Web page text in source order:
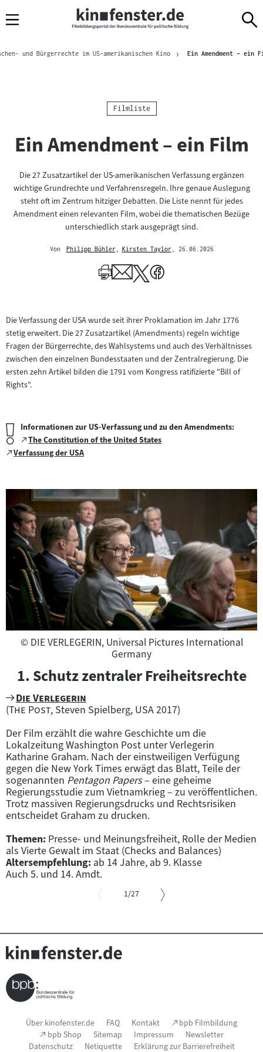
Navigation
zum
zur
amBrotkrümelnavigation
und Bürgerrechte im US-amerikanischen Kino Ein Amendment – ein
Kategorie:
Filmliste
Ein Amendment – ein Film
Die 27 Zusatzartikel der US-amerikanischen Verfassung ergänzen
wichtige Grundrechte und Verfahrensregeln. Ihre genaue Auslegung
steht oft im Zentrum hitziger Debatten. Die Liste nennt für jedes
Amendment einen relevanten Film, wobei die thematischen Bezüge
unterschiedlich stark ausgeprägt sind.
Von
Philipp Bühler
Author
,
Kirsten Taylor
zum
Author
, 26.06.2026
Die Verfassung der USA wurde seit ihrer Proklamation im Jahr 1776
stetig erweitert. Die 27 Zusatzartikel (Amendments) regeln wichtige
Fragen der Bürgerrechte, des Wahlsystems und auch des Verhältnisses
zwischen den einzelnen Bundesstaaten und der Zentralregierung. Die
ersten zehn Artikel bilden die 1791 vom Kongress ratifizierte "Bill of
Rights".
Wichtiger
Hinweis:
Informationen zur US-Verfassung und zu den Amendments:
Zum
externen
The Constitution of the United States
(öffnet
im
Zum
Verfassung der USA
(öffnet
B
i
l
d
s
t
r
e
c
k
e
e
n
d
e
n
t
–
F
i
l
überspringen
und
zur
nächsten
Sprungmarke
springen
© Copyright
DIE VERLEGERIN, Universal Pictures International
Germany
1. Schutz zentraler Freiheitsrechte
Zum
Filmarchiv:
"
Die Verlegerin"
("
The Post", Steven Spielberg, USA 2017)
Der Film erzählt die wahre Geschichte um die
Lokalzeitung Washington Post unter Verlegerin
Katharine Graham. Nach der einstweiligen Verfügung
gegen die New York Times erwägt das Blatt, Teile der
sogenannten Pentagon Papers– eine geheime
Regierungsstudie zum Vietnamkrieg – zu veröffentlichen.
Trotz massiven Regierungsdrucks und Rechtsrisiken
entscheidet Graham zu drucken.
Themen: Presse- und Meinungsfreiheit, Rolle der Medien
als Vierte Gewalt im Staat (Checks and Balances)
Altersempfehlung: ab 14 Jahre, ab 9. Klasse
Auch 5. und 14. Amdt.
1von
/27
und
zur
vorgelagerten
springen
Seitenfußnavigation
Über kinofenster.de FAQ Kontakt (Link
öffnet
im
neuen
bpb Filmbildung
(Link
öffnet
bpb Shop Sitemap Impressum
Newsletter
Datenschutz
Netiquette Erklärung zur Barrierefreiheit